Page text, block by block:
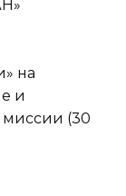
на
и
миссии (30